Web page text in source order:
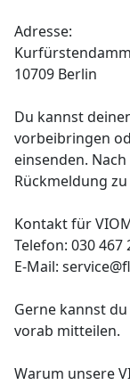
Adresse:
10709 Berlin
Du kannst
vorbeibringen
einsenden.
Rückmeldung
Kontakt für
Telefon: 030 467
E-Mail:
Gerne kannst
vorab mitteilen.
Warum unsere